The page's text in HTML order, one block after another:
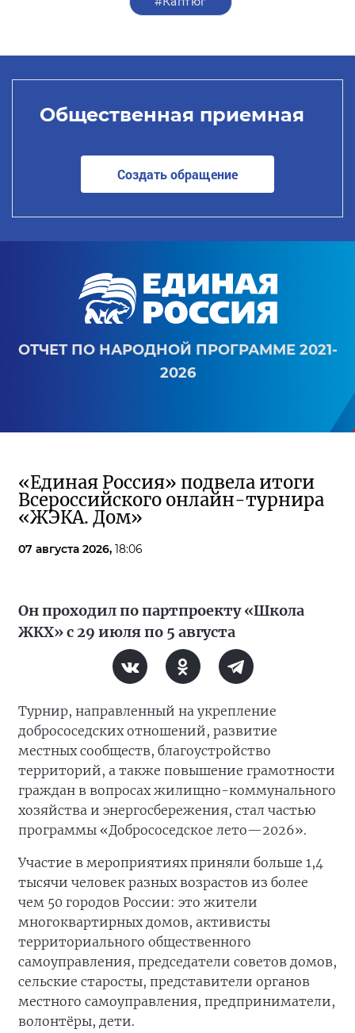
Общественная приемная
Создать обращение
ОТЧЕТ ПО НАРОДНОЙ ПРОГРАММЕ 2021-
2026
«Единая Россия» подвела итоги
Всероссийского онлайн-турнира
«ЖЭКА. Дом»
07 августа 2026, 18:06
Он проходил по партпроекту «Школа
ЖКХ» с 29 июля по 5 августа
Турнир, направленный на укрепление
добрососедских отношений, развитие
местных сообществ, благоустройство
территорий, а также повышение грамотности
граждан в вопросах жилищно-коммунального
хозяйства и энергосбережения, стал частью
программы «Добрососедское лето—2026».
Участие в мероприятиях приняли больше 1,4
тысячи человек разных возрастов из более
чем 50 городов России: это жители
многоквартирных домов, активисты
территориального общественного
самоуправления, председатели советов домов,
сельские старосты, представители органов
местного самоуправления, предприниматели,
волонтёры, дети.